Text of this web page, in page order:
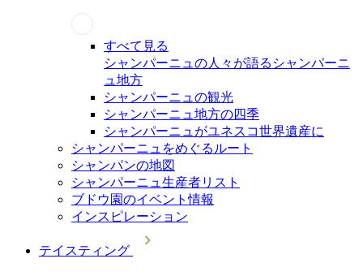
すべて見る
シャンパーニュの人々が語るシャンパーニ
ュ地方
シャンパーニュの観光
シャンパーニュ地方の四季
シャンパーニュがユネスコ世界遺産に
シャンパーニュをめぐるルート
シャンパンの地図
シャンパーニュ生産者リスト
ブドウ園のイベント情報
インスピレーション
テイスティング